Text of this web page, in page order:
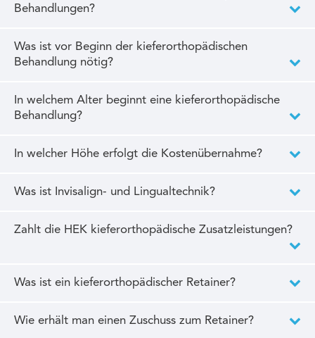
Behandlungen?
Was ist vor Beginn der kieferorthopädischen
Behandlung nötig?
In welchem Alter beginnt eine kieferorthopädische
Behandlung?
In welcher Höhe erfolgt die Kostenübernahme?
Was ist Invisalign- und Lingualtechnik?
Zahlt die HEK kieferorthopädische Zusatzleistungen?
Was ist ein kieferorthopädischer Retainer?
Wie erhält man einen Zuschuss zum Retainer?